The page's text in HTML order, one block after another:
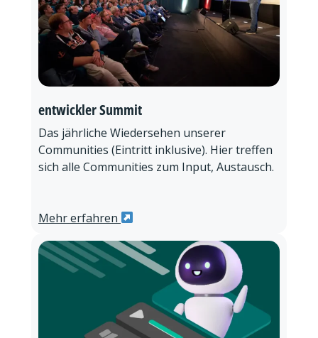
entwickler Summit
Das jährliche Wiedersehen unserer
Communities (Eintritt inklusive). Hier treffen
sich alle Communities zum Input, Austausch.
Mehr erfahren